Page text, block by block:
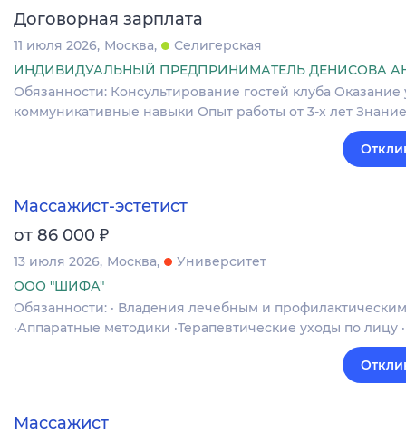
Договорная зарплата
11 июля 2026 Москва
Селигерская
ИНДИВИДУАЛЬНЫЙ ПРЕДПРИНИМАТЕЛЬ ДЕНИСОВА
Обязанности: Консультирование гостей клуба
коммуникативные навыки Опыт работы от 3-х лет
Массажист-эстетист
от 86 000 ₽
13 июля 2026 Москва
Университет
ООО "ШИФА"
Обязанности: · Владения лечебным и
·Аппаратные методики ·Терапевтические уходы по
Массажист